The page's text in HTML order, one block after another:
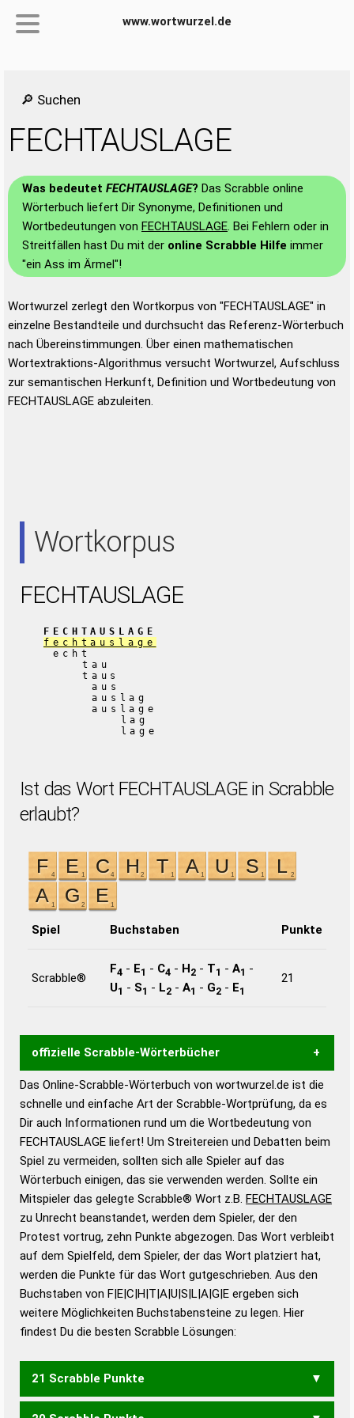
www.wortwurzel.de
🔎 Suchen
FECHTAUSLAGE
Was bedeutet FECHTAUSLAGE? Das Scrabble online
Wörterbuch liefert Dir Synonyme, Definitionen und
Wortbedeutungen von FECHTAUSLAGE. Bei Fehlern oder in
Streitfällen hast Du mit der online Scrabble Hilfe immer
"ein Ass im Ärmel"!
Wortwurzel zerlegt den Wortkorpus von "FECHTAUSLAGE" in
einzelne Bestandteile und durchsucht das Referenz-Wörterbuch
nach Übereinstimmungen. Über einen mathematischen
Wortextraktions-Algorithmus versucht Wortwurzel, Aufschluss
zur semantischen Herkunft, Definition und Wortbedeutung von
FECHTAUSLAGE abzuleiten.
Wortkorpus
FECHTAUSLAGE
FECHTAUSLAGE
fechtauslage
echt
tau
taus
aus
auslag
auslage
lag
lage
Ist das Wort FECHTAUSLAGE in Scrabble
erlaubt?
Spiel Buchstaben Punkte
Scrabble®
F4 - E1 - C4 - H2 - T1 - A1 -
U1 - S1 - L2 - A1 - G2 - E1
21
offizielle Scrabble-Wörterbücher
Wortwurzel liefert mit Hilfe eines semantischen
Wortanalyse-Algorithmus gute Anhaltspunkte zu
Wortbedeutung, Worttrennung und Wortform, um die
Gültigkeit eines Wortes für das Scrabble-Spiel zu
bestimmen! zugelassene Turnier Scrabble-
Wörterbücher sind:
Duden – Standardwerk in 12 Bänden
Duden – Richtiges und gutes
Deutsch
Duden – Die deutsche Grammatik
Duden – Deutsches
Universalwörterbuch
Das Online-Scrabble-Wörterbuch von wortwurzel.de ist die
schnelle und einfache Art der Scrabble-Wortprüfung, da es
Dir auch Informationen rund um die Wortbedeutung von
FECHTAUSLAGE liefert! Um Streitereien und Debatten beim
Spiel zu vermeiden, sollten sich alle Spieler auf das
Wörterbuch einigen, das sie verwenden werden. Sollte ein
Mitspieler das gelegte Scrabble® Wort z.B. FECHTAUSLAGE
zu Unrecht beanstandet, werden dem Spieler, der den
Protest vortrug, zehn Punkte abgezogen. Das Wort verbleibt
auf dem Spielfeld, dem Spieler, der das Wort platziert hat,
werden die Punkte für das Wort gutgeschrieben. Aus den
Buchstaben von F|E|C|H|T|A|U|S|L|A|G|E ergeben sich
weitere Möglichkeiten Buchstabensteine zu legen. Hier
findest Du die besten Scrabble Lösungen:
21 Scrabble Punkte